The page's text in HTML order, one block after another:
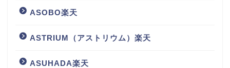
ASOBO楽天
ASTRIUM（アストリウム）楽天
ASUHADA楽天